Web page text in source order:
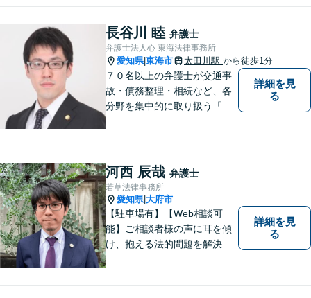
ることはございません。元警
察官の経験を活かした交通事
故事案対応もいたします。
長谷川 睦 弁護士
弁護士法人心 東海法律事務所
愛知県|東海市 太田川駅 から徒歩1分
７０名以上の弁護士が交通事
故・債務整理・相続など、各
分野を集中的に取り扱う「分
できるよう努めております。
詳細を見
る
河西 辰哉 弁護士
若草法律事務所
愛知県|大府市
【駐車場有】【Web相談可
能】ご相談者様の声に耳を傾
け、抱える法的問題を解決す
て、明るい未来へと進みまし
詳細を見
る